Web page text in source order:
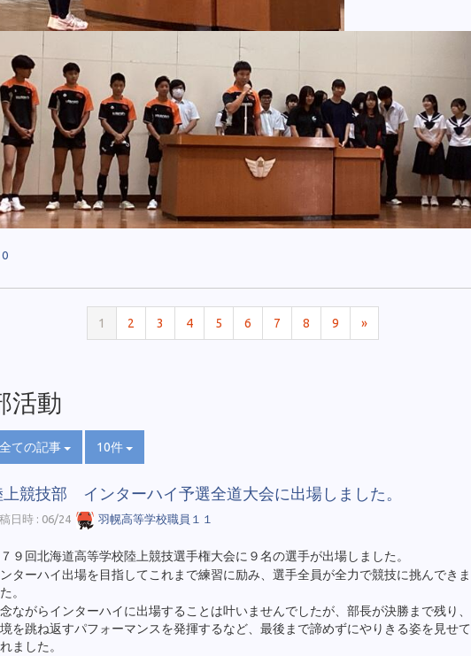
1 2 3 4 5 6 7 8 9 »
活動
全ての記事 10件
上競技部 インターハイ予選全道大会に出場しました。
日時 : 06/24 羽幌高等学校職員１１
９回北海道高等学校陸上競技選手権大会に９名の選手が出場しました。
ターハイ出場を目指してこれまで練習に励み、選手全員が全力で競技に挑んできま
。
ながらインターハイに出場することは叶いませんでしたが、部長が決勝まで残り、
を跳ね返すパフォーマンスを発揮するなど、最後まで諦めずにやりきる姿を見せて
ました。